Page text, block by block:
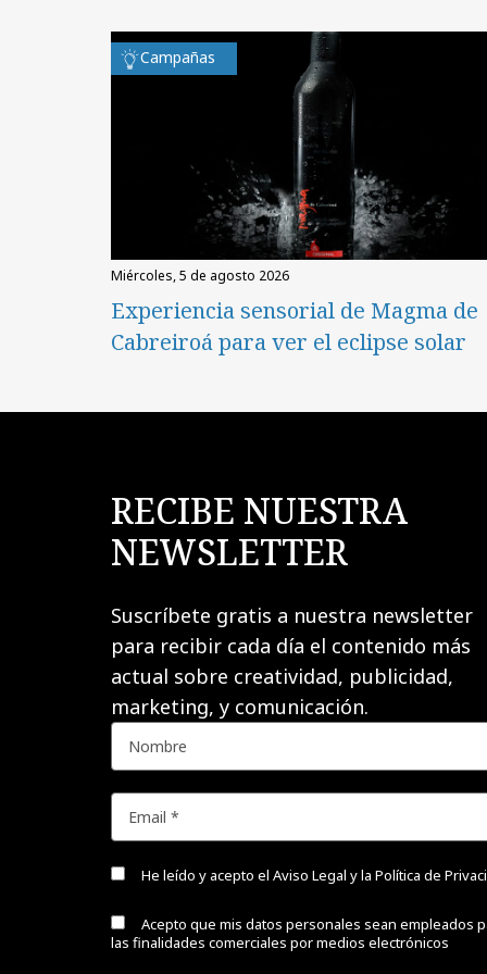
Campañas
miércoles, 5 de agosto 2026
Experiencia sensorial de Magma de
Cabreiroá para ver el eclipse solar
RECIBE NUESTRA
NEWSLETTER
Suscríbete gratis a nuestra newsletter
para recibir cada día el contenido más
actual sobre creatividad, publicidad,
marketing, y comunicación.
He leído y acepto el Aviso Legal y la Política de
Acepto que mis datos personales sean empleados
las finalidades comerciales por medios electrónicos